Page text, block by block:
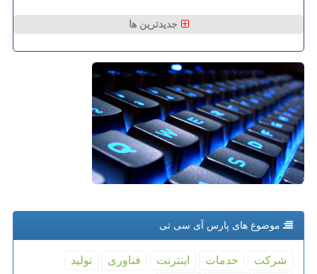
جدیدترین ها
موضوع های پارس آی سی تی
شركت خدمات اینترنت فناوری
تولید